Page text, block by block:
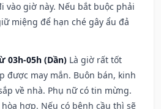
vào giờ này. Nếu bắt buộc phải
miệng để hạn ché gây ẩu đả
03h-05h (Dần) Là giờ rất tốt
được may mắn. Buôn bán, kinh
về nhà. Phụ nữ có tin mừng.
hợp. Nếu có bệnh cầu thì sẽ